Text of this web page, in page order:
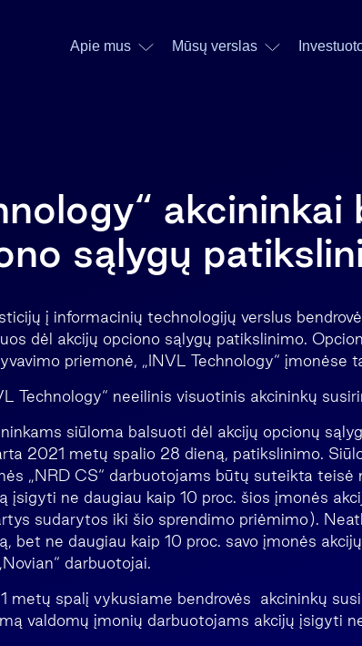
Apie mus Mūsų verslas
akcininkai
sąlygų
į informacinių technologijų verslus
dėl akcijų opciono sąlygų patikslinimo.
priemonė, „INVL Technology“ įmonėse
Technology“ neeilinis visuotinis akcininkų
siūloma balsuoti dėl akcijų opcionų
2021 metų spalio 28 dieną, patikslinimo.
„NRD CS“ darbuotojams būtų suteikta teisė
įsigyti ne daugiau kaip 10 proc. šios įmonės
sudarytos iki šio sprendimo priėmimo).
bet ne daugiau kaip 10 proc. savo įmonės
darbuotojai.
metų spalį vykusiame bendrovės akcininkų
valdomų įmonių darbuotojams akcijų įsigyti